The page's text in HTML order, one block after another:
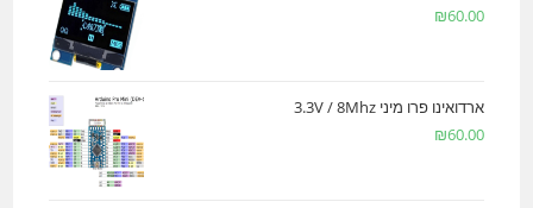
₪60.00
ארדואינו פרו מיני 3.3V / 8Mhz
₪60.00